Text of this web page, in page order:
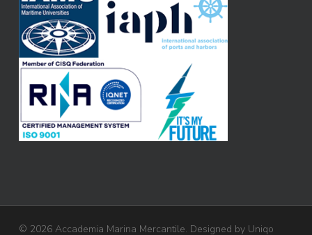
© 2026 Accademia Marina Mercantile. Designed by Uniqo